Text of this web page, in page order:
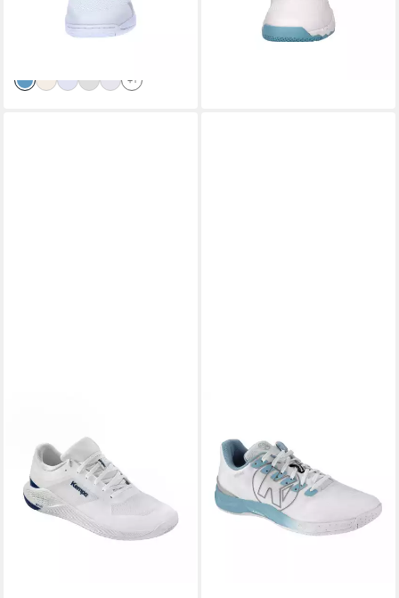
+1
lieferbar - in 6-8 Werktagen bei dir